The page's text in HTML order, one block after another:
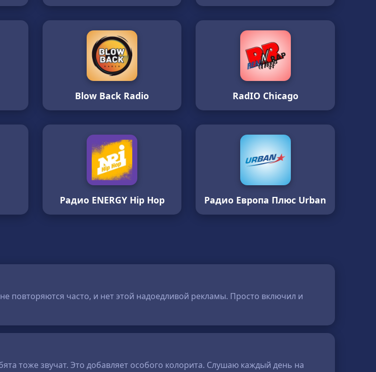
Blow Back Radio RadIO Chicago
Радио ENERGY Hip Hop Радио Европа Плюс Urban
повторяются часто, и нет этой надоедливой рекламы. Просто включил и
тоже звучат. Это добавляет особого колорита. Слушаю каждый день на